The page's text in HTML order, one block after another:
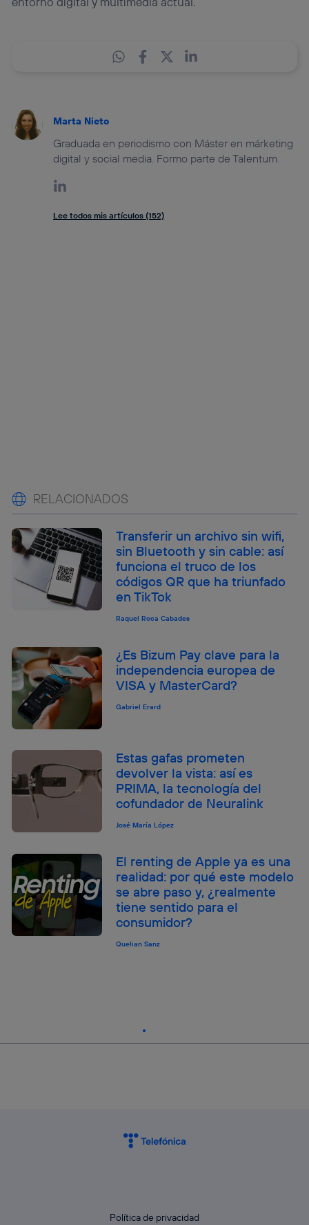
Marta Nieto
Graduada en periodismo con Máster en márketing
digital y social media. Formo parte de Talentum.
Lee todos mis artículos (152)
RELACIONADOS
Transferir un archivo sin wifi,
sin Bluetooth y sin cable: así
funciona el truco de los
códigos QR que ha triunfado
en TikTok
Raquel Roca Cabades
¿Es Bizum Pay clave para la
independencia europea de
VISA y MasterCard?
Gabriel Erard
Estas gafas prometen
devolver la vista: así es
PRIMA, la tecnología del
cofundador de Neuralink
José María López
El renting de Apple ya es una
realidad: por qué este modelo
se abre paso y, ¿realmente
tiene sentido para el
consumidor?
Quelian Sanz
Política de privacidad